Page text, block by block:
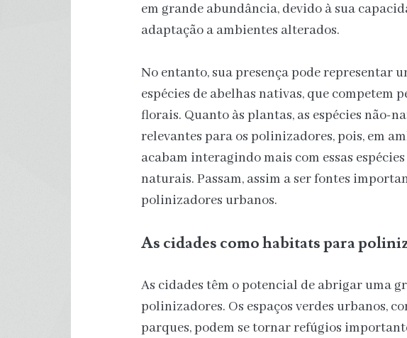
em grande abundância, devido à sua
adaptação a ambientes alterados.
No entanto, sua presença pode representar
espécies de abelhas nativas, que competem
florais. Quanto às plantas, as espécies não-
relevantes para os polinizadores, pois, em
acabam interagindo mais com essas
naturais. Passam, assim a ser fontes
polinizadores urbanos.
As cidades como habitats para
As cidades têm o potencial de abrigar uma
polinizadores. Os espaços verdes urbanos,
parques, podem se tornar refúgios